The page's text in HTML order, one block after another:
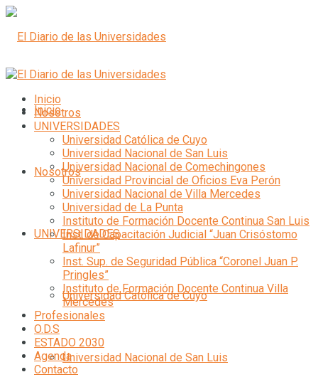
Inicio
Nosotros
UNIVERSIDADES
Universidad Católica de Cuyo
Universidad Nacional de San Luis
Inicio
Nosotros
UNIVERSIDADES
Universidad Católica de Cuyo
Universidad Nacional de San Luis
Universidad Nacional de Comechingones
Universidad Provincial de Oficios Eva Perón
Universidad Nacional de Villa Mercedes
Universidad de La Punta
Instituto de Formación Docente Continua San Luis
Inst. de Capacitación Judicial “Juan Crisóstomo
Lafinur”
Inst. Sup. de Seguridad Pública “Coronel Juan P.
Pringles”
Instituto de Formación Docente Continua Villa
Mercedes
Profesionales
O.D.S
ESTADO 2030
Agenda
Contacto